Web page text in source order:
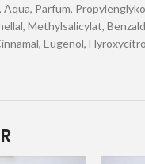
Parfum,
Methylsalicylat,
Eugenol,